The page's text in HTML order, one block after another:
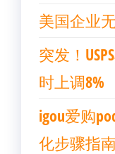
美国企业
突发！
时上调8%
igou爱购
化步骤指